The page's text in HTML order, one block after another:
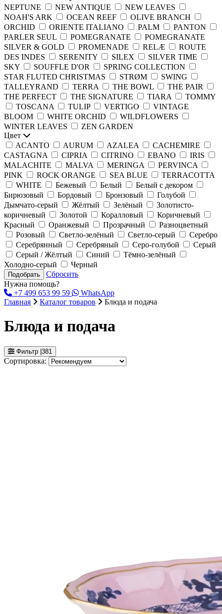
NEPTUNE
NEW ANTIQUE
NEW LEAVES
NOAH'S ARK
OCEAN REEF
OLIVE BRANCH
ORCHID
ORIENTE ITALIANO PALM
PANTON
PARLER SEUL
POMEGRANATE
POMEGRANATE
SILVER & GOLD
PROMENADE RELÆ
ROUTE
DES INDES
SERENITY SILEX
SILVER TIME
SKY
SOUFFLE D'OR
SPRING COLLECTION
STAR FLUTED CHRISTMAS
STRØM
SWING
TALLEYRAND
TERRA THE BOWL
THE PAIR
THE PERFECT
THE SIGNATURE TIARA
TOMMY
TOSCANA
TULIP VERTIGO
VINTAGE
BLOOM
WHITE ORCHID
WILDFLOWERS
WINTER LEAVES
ZEN GARDEN
Цвет
ACANTO
AURUM AZALEA
CACHEMIRE
CASTAGNA
CIPRIA CITRINO EBANO
IRIS
MALACHITE
MALVA MERINGA
PERVINCA
PINK
ROCK ORANGE SEA BLUE
TERRACOTTA
WHITE
Бежевый Белый
Белый с декором
Бирюзовый
Бордовый Бронзовый
Голубой
Дымчато-серый
Жёлтый Зелёный
Золотисто-
коричневый
Золотой Коралловый
Коричневый
Красный
Оранжевый Прозрачный
Разноцветный
Розовый
Светло-зелёный Светло-серый
Серебро
Серебрянный
Серебряный Серо-голубой
Серый
Серый / Жёлтый
Синий
Тёмно-зелёный
Холодно-серый
Черный
Подобрать
Сбросить
Нужна помощь?
+7 499 653 99 59
WhatsApp
Главная
Каталог товаров Блюда и подача
Блюда и подача
Фильтр |381
Сортировка: